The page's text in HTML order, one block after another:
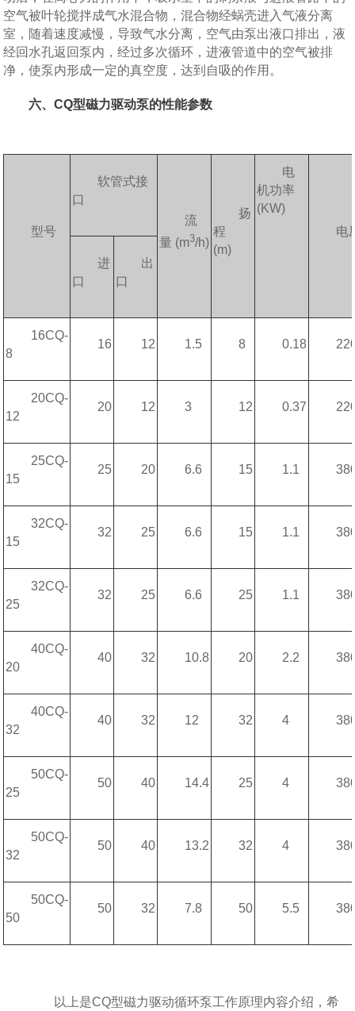
空气被叶轮搅拌成气水混合物，混合物经蜗壳进入气液分离
室，随着速度减慢，导致气水分离，空气由泵出液口排出，液
经回水孔返回泵内，经过多次循环，进液管道中的空气被排
净，使泵内形成一定的真空度，达到自吸的作用。
六、CQ型磁力驱动泵的性能参数
型号
软管式接
口
流
量 (m3/h)
扬
程
(m)
电
机功率
(KW)
电
进
口
出
口
16CQ-
8
16 12 1.5 8 0.18
20CQ-
12
20 12 3 12 0.37
25CQ-
15
25 20 6.6 15 1.1
32CQ-
15
32 25 6.6 15 1.1
32CQ-
25
32 25 6.6 25 1.1
40CQ-
20
40 32 10.8 20 2.2
40CQ-
32
40 32 12 32 4
50CQ-
25
50 40 14.4 25 4
50CQ-
32
50 40 13.2 32 4
50CQ-
50
50 32 7.8 50 5.5
以上是CQ型磁力驱动循环泵工作原理内容介绍，希